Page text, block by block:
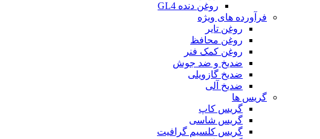
روغن دنده GL4
فرآورده های ویژه
روغن تایر
روغن محافظ
روغن کمک فنر
ضدیخ و ضد جوش
ضدیخ گازویلی
ضدیخ آلی
گریس ها
گریس کاپ
گریس شاسی
گریس کلسیم گرافیت